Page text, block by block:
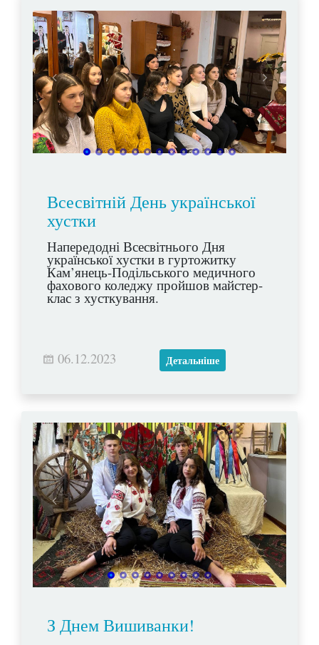
Всесвітній День української
хустки
Напередодні Всесвітнього Дня
української хустки в гуртожитку
Кам’янець-Подільського медичного
фахового коледжу пройшов майстер-
клас з хусткування.
06.12.2023 Детальніше
З Днем Вишиванки!